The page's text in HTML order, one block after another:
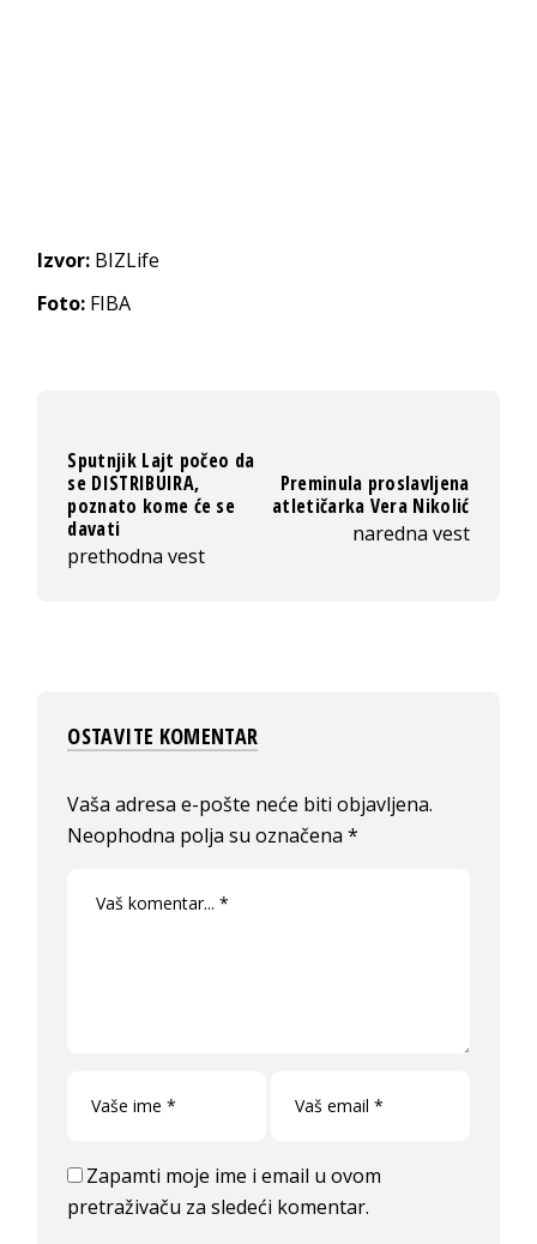
Izvor: BIZLife
Foto: FIBA
Sputnjik Lajt počeo da
se DISTRIBUIRA,
poznato kome će se
davati
prethodna vest
Preminula proslavljena
atletičarka Vera Nikolić
naredna vest
OSTAVITE KOMENTAR
Vaša adresa e-pošte neće biti objavljena.
Neophodna polja su označena*
Zapamti moje ime i email u ovom
pretraživaču za sledeći komentar.